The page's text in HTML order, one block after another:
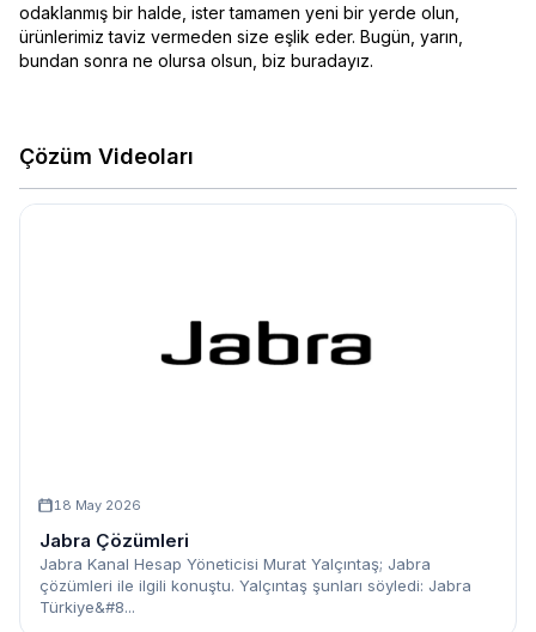
odaklanmış bir halde, ister tamamen yeni bir yerde olun,
ürünlerimiz taviz vermeden size eşlik eder. Bugün, yarın,
bundan sonra ne olursa olsun, biz buradayız.
Çözüm Videoları
18 May 2026
Jabra Çözümleri
Jabra Kanal Hesap Yöneticisi Murat Yalçıntaş; Jabra
çözümleri ile ilgili konuştu. Yalçıntaş şunları söyledi: Jabra
Türkiye&#8...